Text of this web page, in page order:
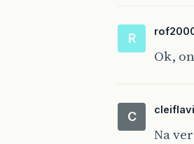
R
Ok,
C
Na